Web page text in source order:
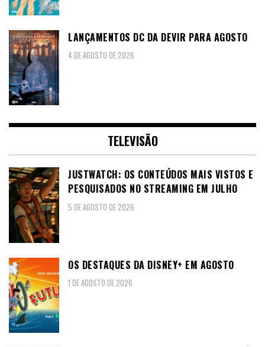
LANÇAMENTOS DC DA DEVIR PARA AGOSTO
4 DE AGOSTO DE 2026
TELEVISÃO
JUSTWATCH: OS CONTEÚDOS MAIS VISTOS E
PESQUISADOS NO STREAMING EM JULHO
5 DE AGOSTO DE 2026
OS DESTAQUES DA DISNEY+ EM AGOSTO
1 DE AGOSTO DE 2026